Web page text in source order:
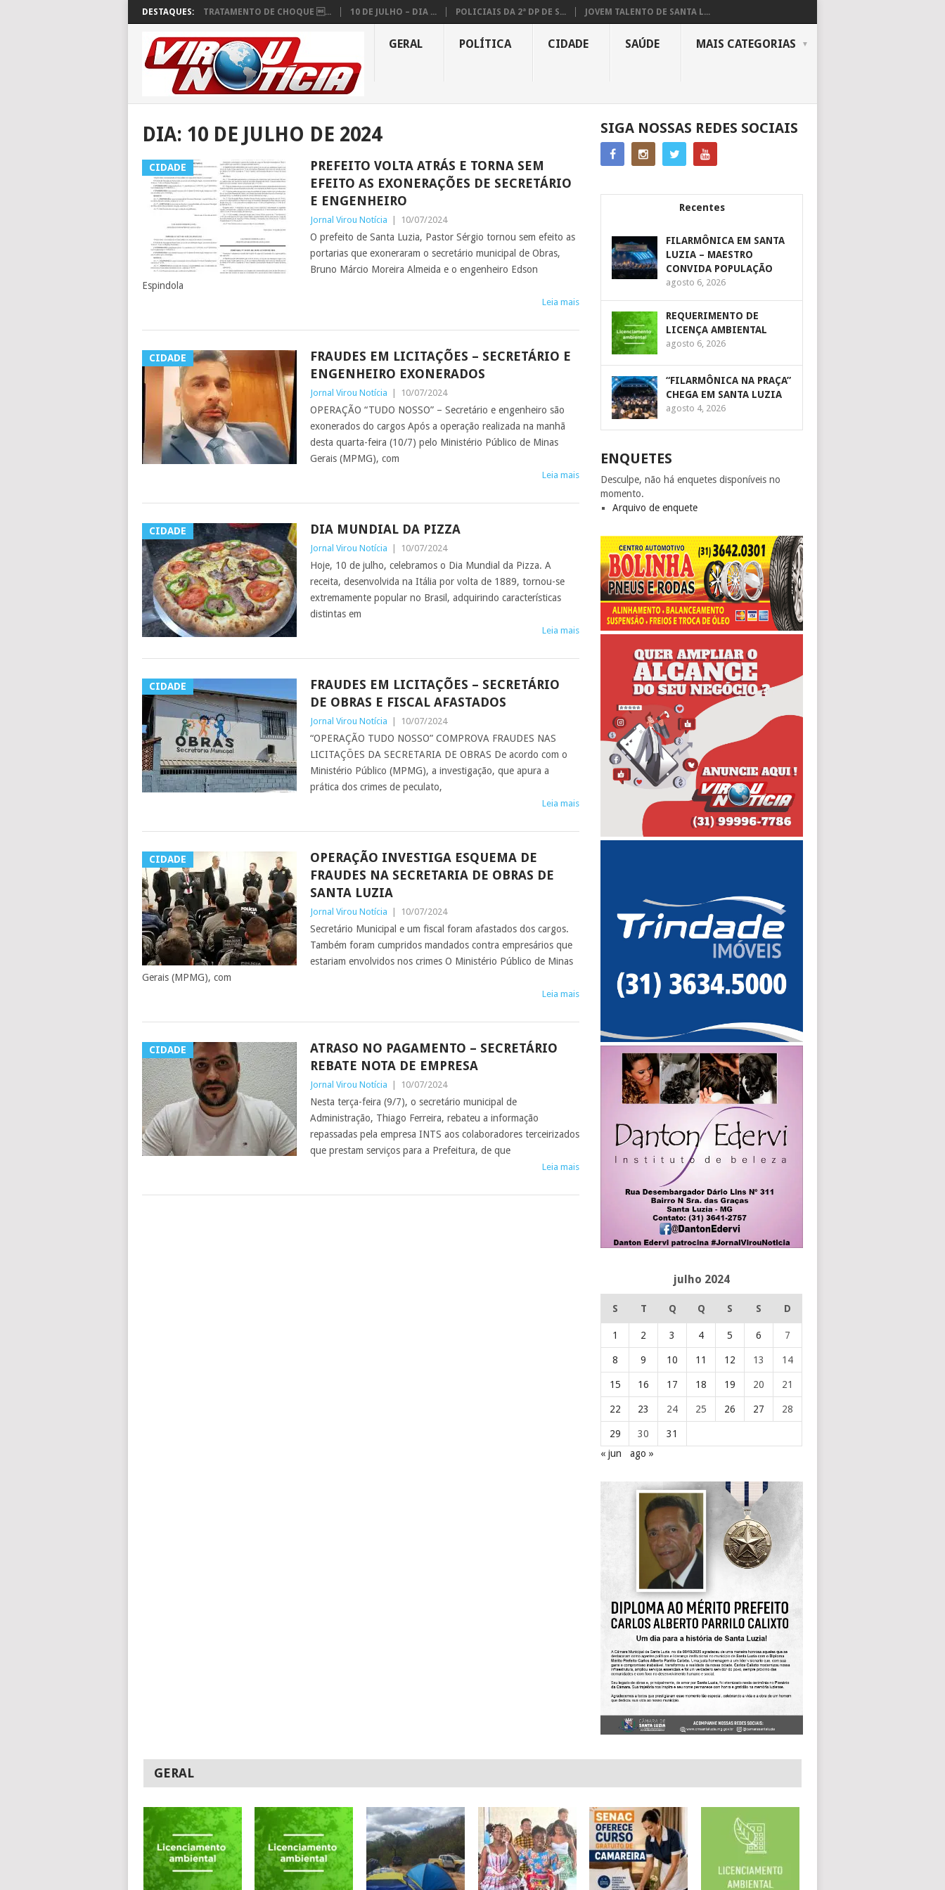
DESTAQUES: TRATAMENTO DE CHOQUE ... 10 DE JULHO – DIA ... POLICIAIS DA 2ª DP DE S... JOVEM TALENTO DE SANTA L...
GERAL POLÍTICA CIDADE SAÚDE MAIS CATEGORIAS
DIA: 10 DE JULHO DE 2024
CIDADE
PREFEITO VOLTA ATRÁS E TORNA SEM
EFEITO AS EXONERAÇÕES DE SECRETÁRIO
E ENGENHEIRO
Jornal Virou Notícia 10/07/2024
O prefeito de Santa Luzia, Pastor Sérgio tornou sem efeito as
portarias que exoneraram o secretário municipal de Obras,
Bruno Márcio Moreira Almeida e o engenheiro Edson
Espindola
Leia mais
CIDADE
FRAUDES EM LICITAÇÕES – SECRETÁRIO E
ENGENHEIRO EXONERADOS
Jornal Virou Notícia 10/07/2024
OPERAÇÃO “TUDO NOSSO” – Secretário e engenheiro são
exonerados do cargos Após a operação realizada na manhã
desta quarta-feira (10/7) pelo Ministério Público de Minas
Gerais (MPMG), com
Leia mais
CIDADE DIA MUNDIAL DA PIZZA
Jornal Virou Notícia 10/07/2024
Hoje, 10 de julho, celebramos o Dia Mundial da Pizza. A
receita, desenvolvida na Itália por volta de 1889, tornou-se
extremamente popular no Brasil, adquirindo características
distintas em
Leia mais
CIDADE
FRAUDES EM LICITAÇÕES – SECRETÁRIO
DE OBRAS E FISCAL AFASTADOS
Jornal Virou Notícia 10/07/2024
“OPERAÇÃO TUDO NOSSO” COMPROVA FRAUDES NAS
LICITAÇÕES DA SECRETARIA DE OBRAS De acordo com o
Ministério Público (MPMG), a investigação, que apura a
prática dos crimes de peculato,
Leia mais
CIDADE
OPERAÇÃO INVESTIGA ESQUEMA DE
FRAUDES NA SECRETARIA DE OBRAS DE
SANTA LUZIA
Jornal Virou Notícia 10/07/2024
Secretário Municipal e um fiscal foram afastados dos cargos.
Também foram cumpridos mandados contra empresários que
estariam envolvidos nos crimes O Ministério Público de Minas
Gerais (MPMG), com
Leia mais
CIDADE
ATRASO NO PAGAMENTO – SECRETÁRIO
REBATE NOTA DE EMPRESA
Jornal Virou Notícia 10/07/2024
Nesta terça-feira (9/7), o secretário municipal de
Administração, Thiago Ferreira, rebateu a informação
repassadas pela empresa INTS aos colaboradores terceirizados
que prestam serviços para a Prefeitura, de que
Leia mais
SIGA NOSSAS REDES SOCIAIS
Recentes
FILARMÔNICA EM SANTA
LUZIA – MAESTRO
CONVIDA POPULAÇÃO
agosto 6, 2026
REQUERIMENTO DE
LICENÇA AMBIENTAL
agosto 6, 2026
“FILARMÔNICA NA PRAÇA”
CHEGA EM SANTA LUZIA
agosto 4, 2026
ENQUETES
Desculpe, não há enquetes disponíveis no
momento.
Arquivo de enquete
julho 2024
S T Q Q S S D
1 2 3 4 5 6 7
8 9 10 11 12 13 14
15 16 17 18 19 20 21
22 23 24 25 26 27 28
29 30
31
« jun
ago »
GERAL